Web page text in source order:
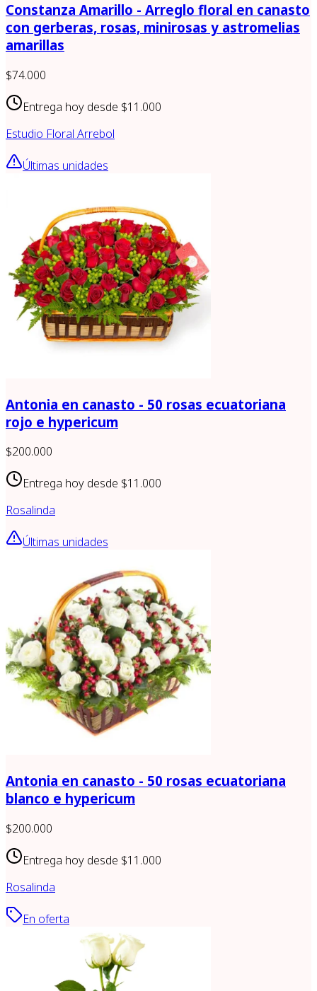
Constanza Amarillo - Arreglo floral en canasto
con gerberas, rosas, minirosas y astromelias
amarillas
$74.000
Entrega hoy desde $11.000
Estudio Floral Arrebol
Últimas unidades
Antonia en canasto - 50 rosas ecuatoriana
rojo e hypericum
$200.000
Entrega hoy desde $11.000
Rosalinda
Últimas unidades
Antonia en canasto - 50 rosas ecuatoriana
blanco e hypericum
$200.000
Entrega hoy desde $11.000
Rosalinda
En oferta